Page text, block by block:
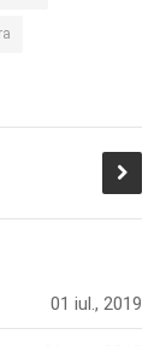
01 iul., 2019